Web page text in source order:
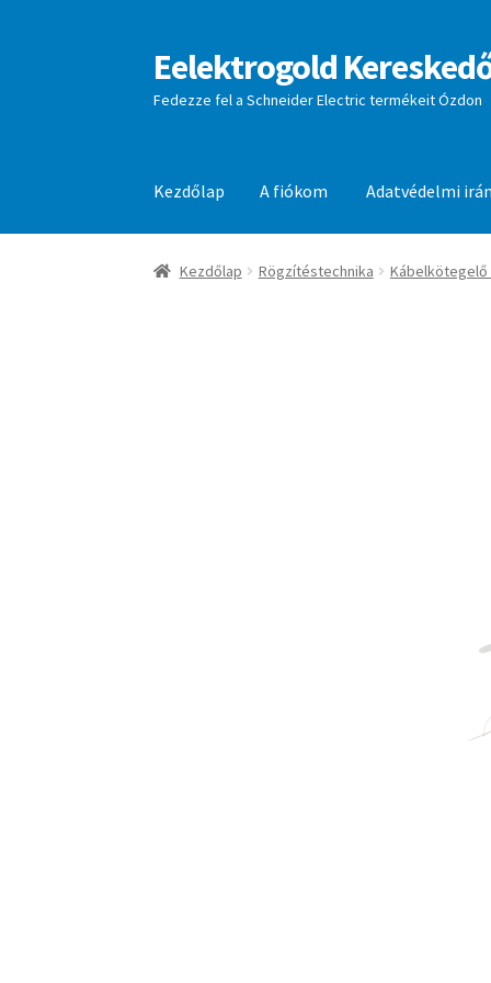
Ugrás
a
navigációhoz
Kilépés
a
tartalomba
Eelektrogold
Fedezze fel a Schneider Electric termékeit Ózdon
Kezdőlap A fiókom Adatvédelmi
Kezdőlap A fiókom Adatvédelmi irányelvek
Kezdőlap Rögzítéstechnika